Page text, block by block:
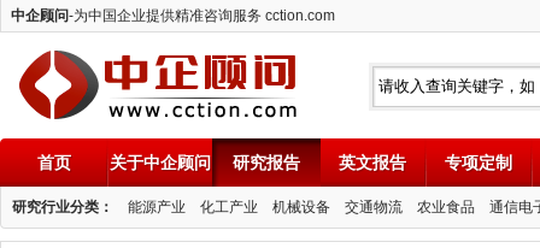
中企顾问-为中国企业提供精准咨询服务 cction.com
中企顾问
首页 关于中企顾问 研究报告 英文报告 专项定制
研究行业分类： 能源产业 化工产业 机械设备 交通物流 农业食品 通信电